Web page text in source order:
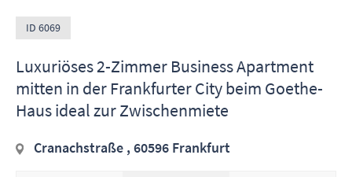
ID 6069
Luxuriöses 2-Zimmer Business Apartment
mitten in der Frankfurter City beim Goethe-
Haus ideal zur Zwischenmiete
Cranachstraße , 60596 Frankfurt